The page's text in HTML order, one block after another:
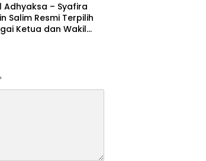
Adhyaksa – Syafira
Salim Resmi Terpilih
Ketua dan Wakil